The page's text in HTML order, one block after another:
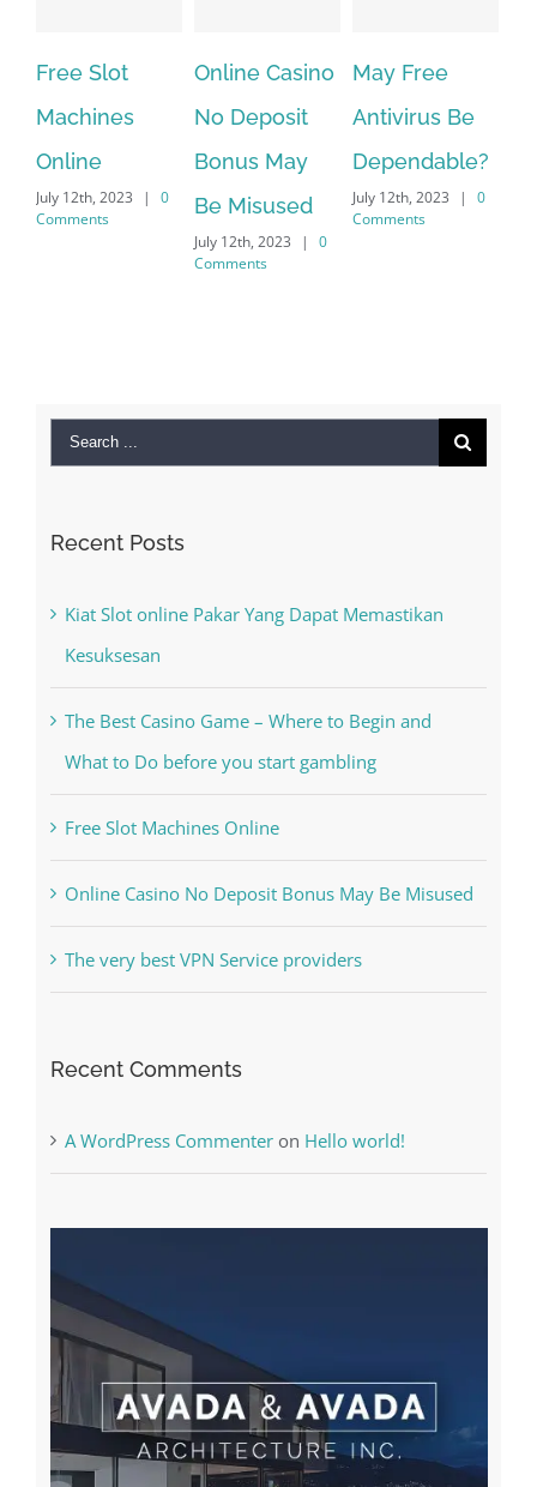
0
Online Casino
No Deposit
Bonus May
Be Misused
0
May Free
Antivirus Be
Dependable?
July 12th, 2023
0
Comments
The very best
VPN Service
providers
July 12th, 2023
Comments
Search
Recent Posts
Kiat Slot online Pakar Yang Dapat Memastikan
Kesuksesan
The Best Casino Game – Where to Begin and
What to Do before you start gambling
Free Slot Machines Online
Online Casino No Deposit Bonus May Be Misused
The very best VPN Service providers
Recent Comments
A WordPress Commenteron Hello world!